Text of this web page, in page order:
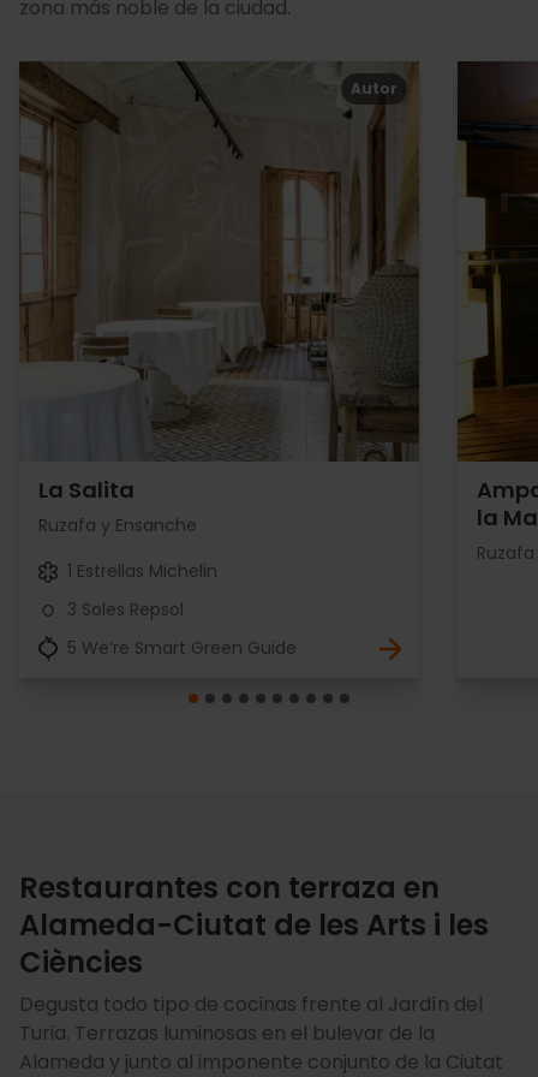
zona más noble de la ciudad.
La Salita
Ruzafa y Ensanche
1 Estrellas Michelin
3 Soles Repsol
5 We’re Smart Green Guide
Autor
la
Restaurantes con terraza en
Alameda-Ciutat de les Arts i les
Ciències
Degusta todo tipo de cocinas frente al Jardín del
Turia. Terrazas luminosas en el bulevar de la
Alameda y junto al imponente conjunto de la Ciutat